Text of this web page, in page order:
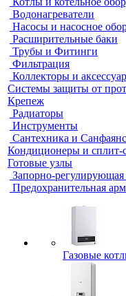
Водонагреватели
Насосы и насосное
Расширительные баки
Трубы и Фитинги
Фильтрация
Коллекторы и
Системы защиты от
Крепеж
Радиаторы
Инструменты
Сантехника и Санфаянс
Кондиционеры и сплит-
Готовые узлы
Запорно-регулирующая
Предохранительная
Газовые